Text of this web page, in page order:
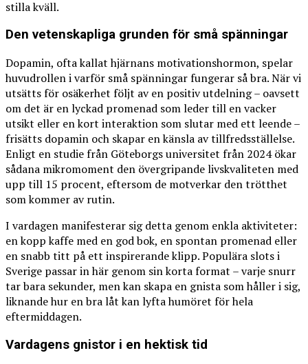
stilla kväll.
Den vetenskapliga grunden för små spänningar
Dopamin, ofta kallat hjärnans motivationshormon, spelar
huvudrollen i varför små spänningar fungerar så bra. När vi
utsätts för osäkerhet följt av en positiv utdelning – oavsett
om det är en lyckad promenad som leder till en vacker
utsikt eller en kort interaktion som slutar med ett leende –
frisätts dopamin och skapar en känsla av tillfredsställelse.
Enligt en studie från Göteborgs universitet från 2024 ökar
sådana mikromoment den övergripande livskvaliteten med
upp till 15 procent, eftersom de motverkar den trötthet
som kommer av rutin.
I vardagen manifesterar sig detta genom enkla aktiviteter:
en kopp kaffe med en god bok, en spontan promenad eller
en snabb titt på ett inspirerande klipp. Populära slots i
Sverige passar in här genom sin korta format – varje snurr
tar bara sekunder, men kan skapa en gnista som håller i sig,
liknande hur en bra låt kan lyfta humöret för hela
eftermiddagen.
Vardagens gnistor i en hektisk tid